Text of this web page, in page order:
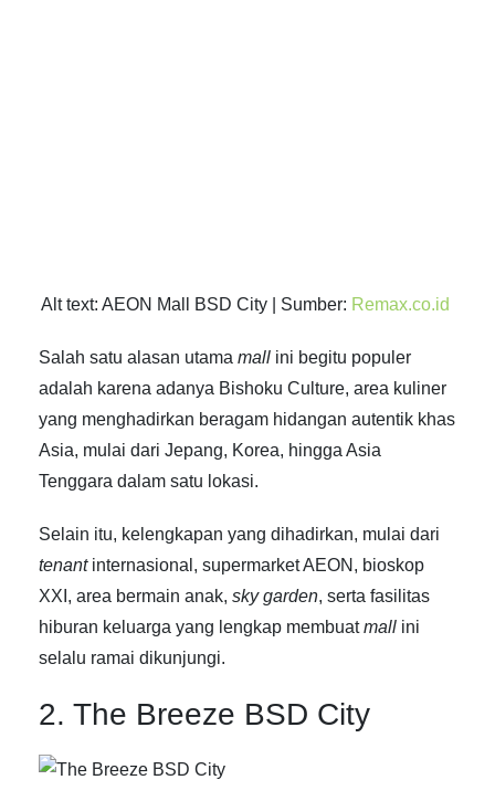
Alt text: AEON Mall BSD City | Sumber: Remax.co.id
Salah satu alasan utama mall ini begitu populer
adalah karena adanya Bishoku Culture, area kuliner
yang menghadirkan beragam hidangan autentik khas
Asia, mulai dari Jepang, Korea, hingga Asia
Tenggara dalam satu lokasi.
Selain itu, kelengkapan yang dihadirkan, mulai dari
tenantinternasional, supermarket AEON, bioskop
XXI, area bermain anak, sky garden, serta fasilitas
hiburan keluarga yang lengkap membuatmall ini
selalu ramai dikunjungi.
2. The Breeze BSD City